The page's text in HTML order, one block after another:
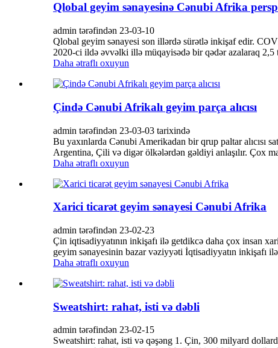
Qlobal geyim sənayesinə Cənubi Afrika
admin tərəfindən 23-03-10
Qlobal geyim sənayesi son illərdə sürətlə inkişaf edir.
2020-ci ildə əvvəlki illə müqayisədə bir qədər azalaraq 2,5
Daha ətraflı oxuyun
Çində Cənubi Afrikalı geyim parça alıcısı
admin tərəfindən 23-03-03 tarixində
Bu yaxınlarda Cənubi Amerikadan bir qrup paltar alıcısı
Argentina, Çili və digər ölkələrdən gəldiyi anlaşılır. Çox
Daha ətraflı oxuyun
Xarici ticarət geyim sənayesi Cənubi Afrika
admin tərəfindən 23-02-23
Çin iqtisadiyyatının inkişafı ilə getdikcə daha çox insan
geyim sənayesinin bazar vəziyyəti İqtisadiyyatın inkişafı
Daha ətraflı oxuyun
Sweatshirt: rahat, isti və dəbli
admin tərəfindən 23-02-15
Sweatshirt: rahat, isti və qəşəng 1. Çin, 300 milyard